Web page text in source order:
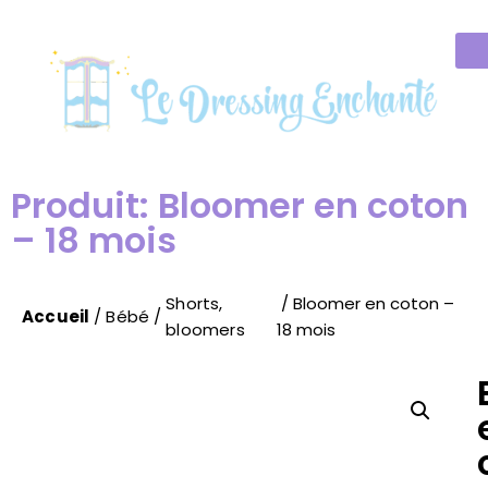
Produit: Bloomer en coton
– 18 mois
Accueil /Bébé /
Shorts,
bloomers
/ Bloomer en coton –
18 mois